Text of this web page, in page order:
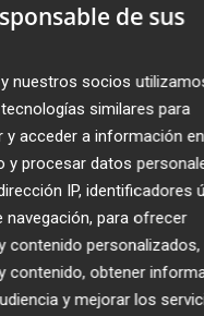
Farolets
PP de "dejar que crezca
centros de día de
un nuevo mapa sanitario
vaya más allá de parches"
una calle a Moncofa
el incendio de la Serra
de sus
nuestros socios
similares para
y acceder a información
y procesar datos
IP, identificadores
navegación, para ofrecer
contenido personalizados,
contenido, obtener
y mejorar los